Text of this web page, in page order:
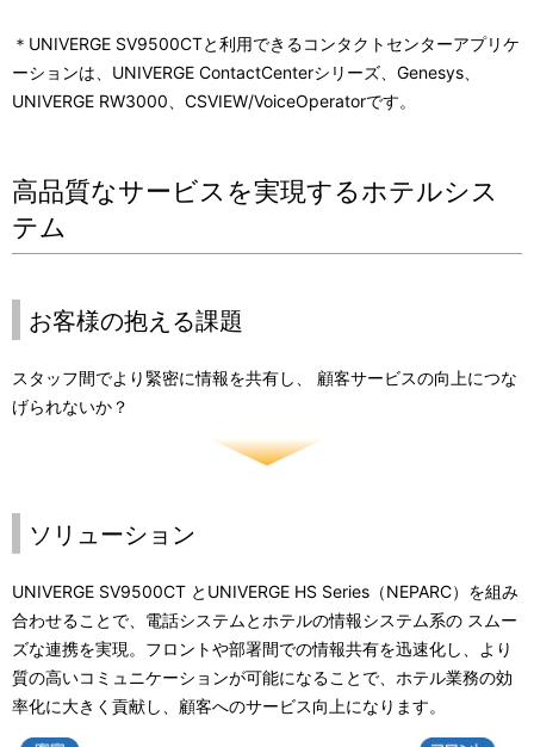
＊UNIVERGE SV9500CTと利用できるコンタクトセンターアプリケ
ーションは、UNIVERGE ContactCenterシリーズ、Genesys、
UNIVERGE RW3000、CSVIEW/VoiceOperatorです。
高品質なサービスを実現するホテルシス
テム
お客様の抱える課題
スタッフ間でより緊密に情報を共有し、 顧客サービスの向上につな
げられないか？
ソリューション
UNIVERGE SV9500CT とUNIVERGE HS Series（NEPARC）を組み
合わせることで、電話システムとホテルの情報システム系の スムー
ズな連携を実現。フロントや部署間での情報共有を迅速化し、より
質の高いコミュニケーションが可能になることで、ホテル業務の効
率化に大きく貢献し、顧客へのサービス向上になります。